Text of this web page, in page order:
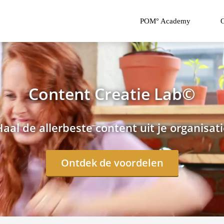
POM° Academy
Content Creatie Lab©
de allerbeste content uit je
Ontdek de voordelen